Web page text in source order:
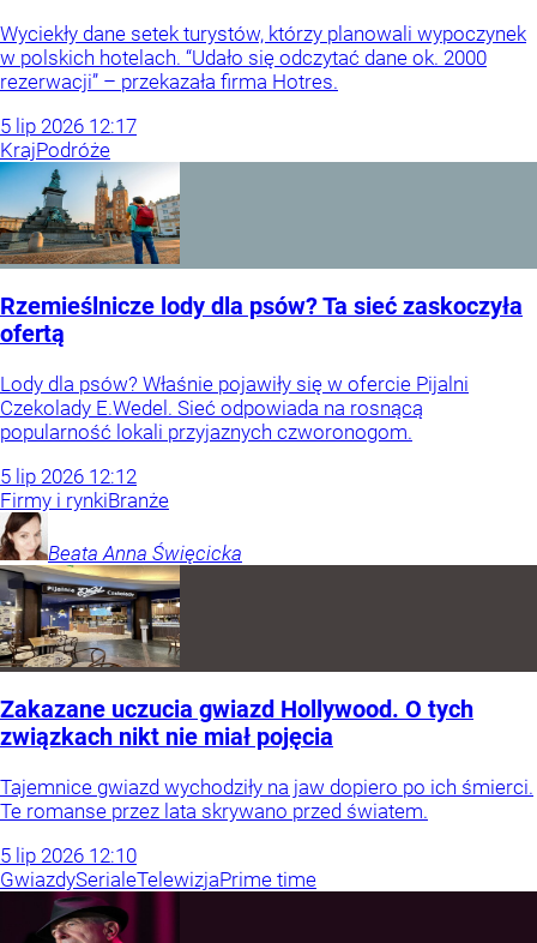
Wyciekły dane setek turystów, którzy planowali wypoczynek
w polskich hotelach. “Udało się odczytać dane ok. 2000
rezerwacji” – przekazała firma Hotres.
5 lip 2026 12:17
KrajPodróże
Rzemieślnicze lody dla psów? Ta sieć zaskoczyła
ofertą
Lody dla psów? Właśnie pojawiły się w ofercie Pijalni
Czekolady E.Wedel. Sieć odpowiada na rosnącą
popularność lokali przyjaznych czworonogom.
5 lip 2026 12:12
Firmy i rynkiBranże
Beata Anna Święcicka
Zakazane uczucia gwiazd Hollywood. O tych
związkach nikt nie miał pojęcia
Tajemnice gwiazd wychodziły na jaw dopiero po ich śmierci.
Te romanse przez lata skrywano przed światem.
5 lip 2026 12:10
GwiazdySerialeTelewizjaPrime time